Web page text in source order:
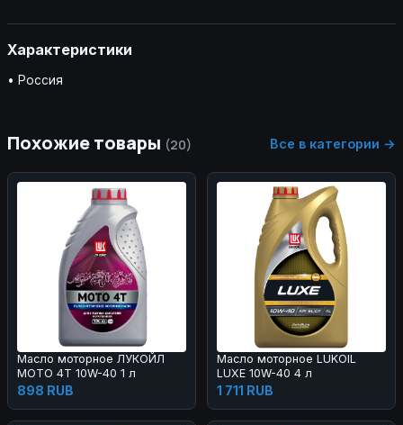
Характеристики
• Россия
Похожие товары (20) Все в категории →
Масло моторное ЛУКОЙЛ
МОТО 4Т 10W-40 1 л
898 RUB
Масло моторное LUKOIL
LUXE 10W-40 4 л
1 711 RUB